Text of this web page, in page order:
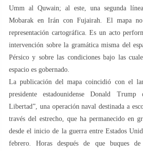
Umm al Quwain; al este, una segunda
Mobarak en Irán con Fujairah. El mapa
representación cartográfica. Es un acto
intervención sobre la gramática misma del
Pérsico y sobre las condiciones bajo las
espacio es gobernado.
La publicación del mapa coincidió con el
presidente estadounidense Donald
Libertad”, una operación naval destinada a
través del estrecho, que ha permanecido en
desde el inicio de la guerra entre Estados
febrero. Horas después de que buques de